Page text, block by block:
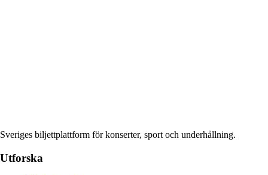
Sveriges biljettplattform för konserter, sport och underhållning.
Utforska